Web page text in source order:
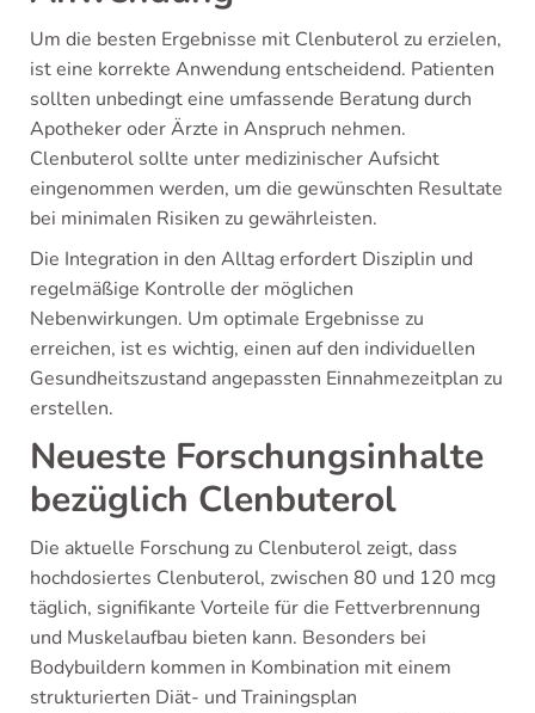
Um die besten Ergebnisse mit Clenbuterol zu erzielen,
ist eine korrekte Anwendung entscheidend. Patienten
sollten unbedingt eine umfassende Beratung durch
Apotheker oder Ärzte in Anspruch nehmen.
Clenbuterol sollte unter medizinischer Aufsicht
eingenommen werden, um die gewünschten Resultate
bei minimalen Risiken zu gewährleisten.
Die Integration in den Alltag erfordert Disziplin und
regelmäßige Kontrolle der möglichen
Nebenwirkungen. Um optimale Ergebnisse zu
erreichen, ist es wichtig, einen auf den individuellen
Gesundheitszustand angepassten Einnahmezeitplan zu
erstellen.
Neueste Forschungsinhalte
bezüglich Clenbuterol
Die aktuelle Forschung zu Clenbuterol zeigt, dass
hochdosiertes Clenbuterol, zwischen 80 und 120 mcg
täglich, signifikante Vorteile für die Fettverbrennung
und Muskelaufbau bieten kann. Besonders bei
Bodybuildern kommen in Kombination mit einem
strukturierten Diät- und Trainingsplan